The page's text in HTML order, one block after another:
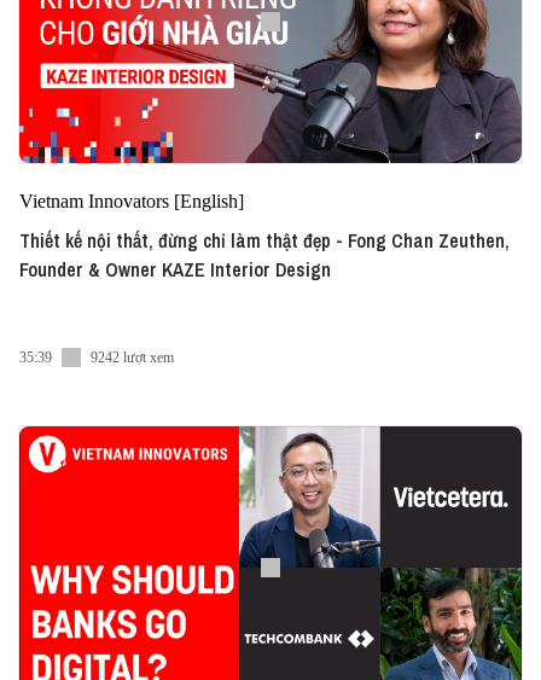
Vietnam Innovators [English]
Thiết kế nội thất, đừng chỉ làm thật đẹp - Fong Chan Zeuthen,
Founder & Owner KAZE Interior Design
35:39 9242 lượt xem